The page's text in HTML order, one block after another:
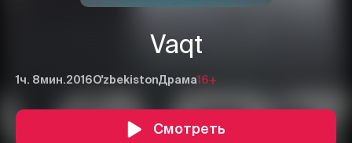
Vaqt
1ч. 8мин.2016O'zbekistonДрама16+
Смотреть